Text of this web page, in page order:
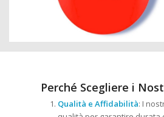
Perché Scegliere i
Qualità e Affidabilità: I